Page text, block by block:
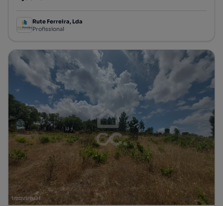
Rute Ferreira, Lda
Profissional